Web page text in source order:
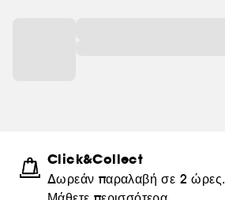
Click&Collect
Δωρεάν παραλαβή σε 2 ώρες.